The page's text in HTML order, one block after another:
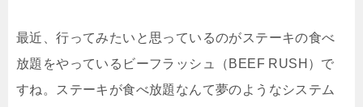
最近、行ってみたいと思っているのがステーキの食べ
放題をやっているビーフラッシュ（BEEF RUSH）で
すね。ステーキが食べ放題なんて夢のようなシステム